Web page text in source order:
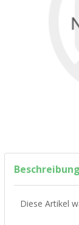
Beschreibung
Diese Artikel